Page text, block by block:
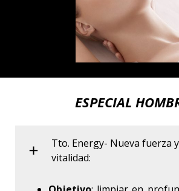
ESPECIAL
Tto. Energy- Nueva fuerza y
vitalidad: